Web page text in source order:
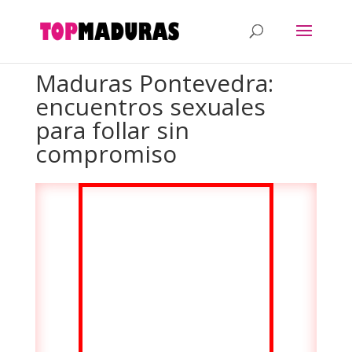
Maduras Pontevedra:
encuentros sexuales
para follar sin
compromiso